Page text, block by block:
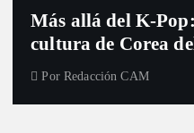
Más allá del K-
cultura de Corea
Por Redacción CAM